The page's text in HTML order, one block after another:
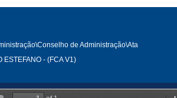
de Administração\Ata
ESTEFANO - (FCA V1)